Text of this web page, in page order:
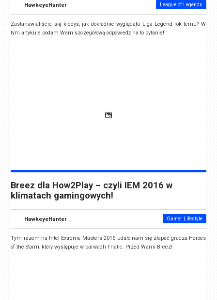
HawkeyeHunter League of Legends
Zastanawialiście się kiedyś, jak dokładnie wyglądała Liga Legend rok temu? W
tym artykule podam Wam szczegółową odpowiedź na to pytanie!
Breez dla How2Play – czyli IEM 2016 w
klimatach gamingowych!
HawkeyeHunter Gamer Lifestyle
Tym razem na Intel Extreme Masters 2016 udało nam się złapać gracza Heroes
of the Storm, który występuje w barwach Fnatic. Przed Wami Breez!